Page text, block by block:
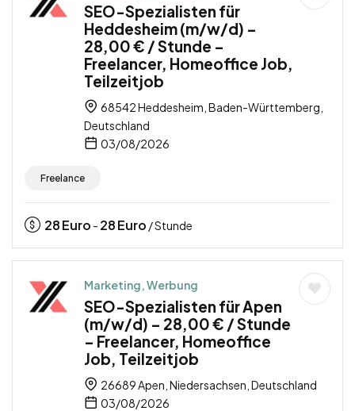
SEO-Spezialisten für
Heddesheim (m/w/d) –
28,00 € / Stunde –
Freelancer, Homeoffice Job,
Teilzeitjob
68542 Heddesheim, Baden-Württemberg,
Deutschland
03/08/2026
Freelance
28Euro - 28Euro / Stunde
Marketing, Werbung
SEO-Spezialisten für Apen
(m/w/d) – 28,00 € / Stunde
– Freelancer, Homeoffice
Job, Teilzeitjob
26689 Apen, Niedersachsen, Deutschland
03/08/2026